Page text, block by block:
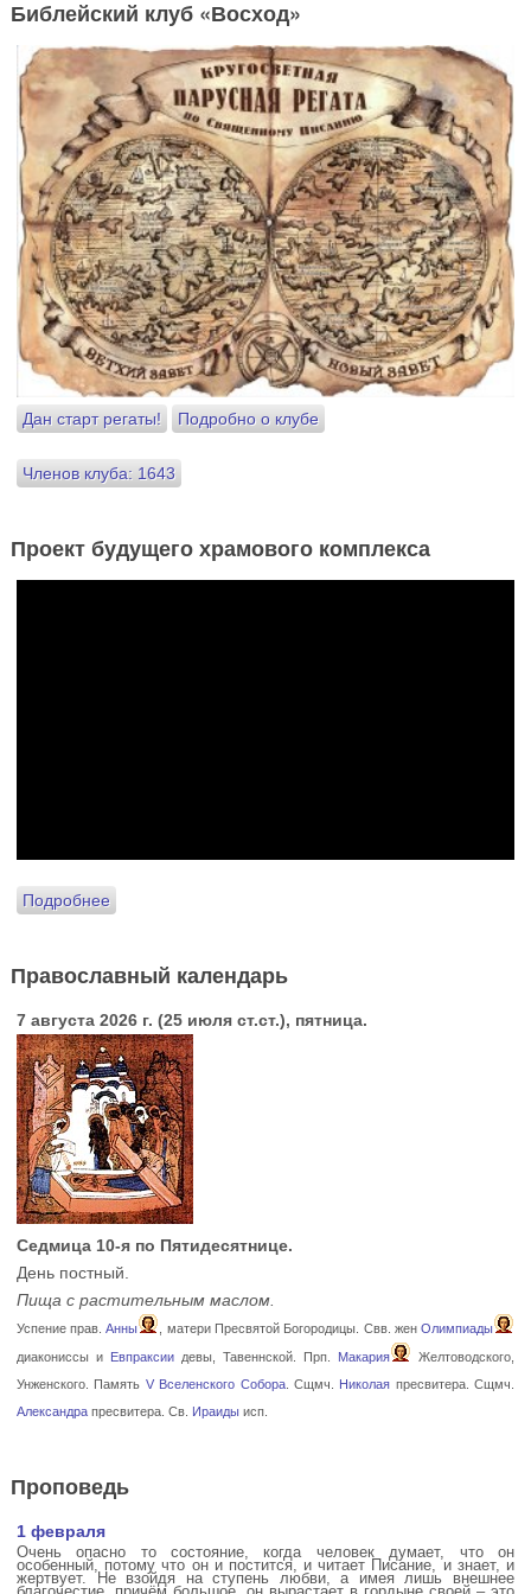
Библейский клуб «Восход»
Дан старт регаты! Подробно о клубе
Членов клуба: 1643
Проект будущего храмового комплекса
Подробнее
Православный календарь
7 августа 2026 г. (25 июля ст.ст.), пятница.
Седмица 10-я по Пятидесятнице.
День постный.
Пища с растительным маслом.
Успение прав.Анны , матери Пресвятой Богородицы. Свв. женОлимпиады
диакониссы и
Евпраксиидевы, Тавеннской. Прп. Макария
Желтоводского,
Унженского. Память V Вселенского Собора. Сщмч. Николая пресвитера. Сщмч.
Александрапресвитера. Св. Ираидыисп.
Проповедь
1 февраля
Очень опасно то состояние, когда человек думает, что он
особенный, потому что он и постится, и читает Писание, и знает, и
жертвует. Не взойдя на ступень любви, а имея лишь внешнее